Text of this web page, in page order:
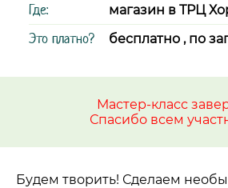
Где: магазин в ТРЦ
Это платно? бесплатно , по
Мастер-класс
Спасибо всем
Будем творить! Сделаем